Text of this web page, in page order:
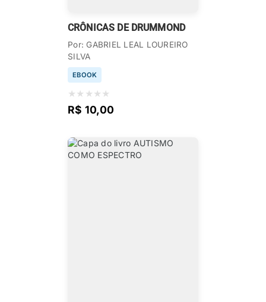
CRÔNICAS DE DRUMMOND
Por: GABRIEL LEAL LOUREIRO
SILVA
EBOOK
★ ★ ★ ★ ★
R$ 10,00